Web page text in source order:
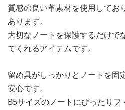
質感の良い革素材を使用してお
あります。
大切なノートを保護するだけで
てくれるアイテムです。
留め具がしっかりとノートを固
安心です。
B5サイズのノートにぴったり